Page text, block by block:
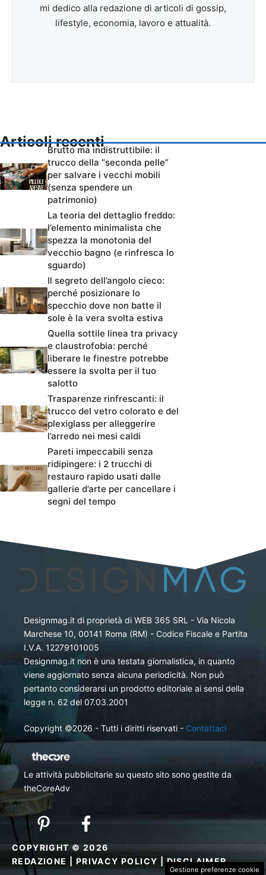
mi dedico alla redazione di articoli di gossip,
lifestyle, economia, lavoro e attualità.
Articoli recenti
Brutto ma indistruttibile: il
trucco della “seconda pelle”
per salvare i vecchi mobili
(senza spendere un
patrimonio)
La teoria del dettaglio freddo:
l’elemento minimalista che
spezza la monotonia del
vecchio bagno (e rinfresca lo
sguardo)
Il segreto dell’angolo cieco:
perché posizionare lo
specchio dove non batte il
sole è la vera svolta estiva
Quella sottile linea tra privacy
e claustrofobia: perché
liberare le finestre potrebbe
essere la svolta per il tuo
salotto
Trasparenze rinfrescanti: il
trucco del vetro colorato e del
plexiglass per alleggerire
l’arredo nei mesi caldi
Pareti impeccabili senza
ridipingere: i 2 trucchi di
restauro rapido usati dalle
gallerie d’arte per cancellare i
segni del tempo
Designmag.it di proprietà di WEB 365 SRL - Via Nicola
Marchese 10, 00141 Roma (RM) - Codice Fiscale e Partita
I.V.A. 12279101005
Designmag.it non è una testata giornalistica, in quanto
viene aggiornato senza alcuna periodicità. Non può
pertanto considerarsi un prodotto editoriale ai sensi della
legge n. 62 del 07.03.2001
Copyright ©2026 - Tutti i diritti riservati - Contattaci
Le attività pubblicitarie su questo sito sono gestite da
theCoreAdv
COPYRIGHT © 2026
REDAZIONE
PRIVACY POLICY |DISCLAIMER
Gestione preferenze cookie